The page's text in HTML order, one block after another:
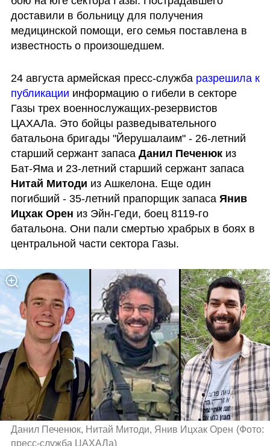
доставили в больницу для получения
медицинской помощи, его семья поставлена в
известность о произошедшем.
24 августа армейская пресс-служба разрешила к
публикации информацию о гибели в секторе
Газы трех военнослужащих-резервистов
ЦАХАЛа. Это бойцы разведывательного
батальона бригады "Йерушалаим" - 26-летний
старший сержант запаса Данил Печенюк из
Бат-Яма и 23-летний старший сержант запаса
Нитай Митоди из Ашкелона. Еще один
погибший - 35-летний прапорщик запаса Янив
Ицхак Орен из Эйн-Геди, боец 8119-го
батальона. Они пали смертью храбрых в боях в
центральной части сектора Газы.
Данил Печенюк, Нитай Митоди, Янив Ицхак Орен (Фото:
пресс-служба ЦАХАЛа)